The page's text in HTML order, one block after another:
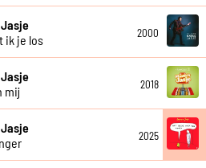
ik je los
2000
mij
2018
2025